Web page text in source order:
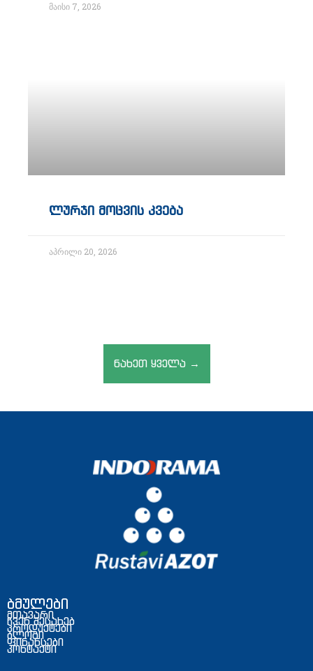
მაისი 7, 2026
ლურჯი მოცვის კვება
აპრილი 20, 2026
ნახეთ ყველა →
ბმულები
მთავარი
ჩვენ შესახებ
პროდუქტები
ბლოგი
ფინანსები
კონტაქტი